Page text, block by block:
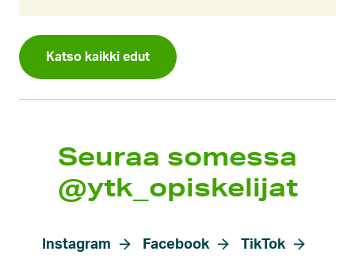
Katso kaikki edut
Seuraa somessa
@ytk_opiskelijat
Instagram Facebook TikTok